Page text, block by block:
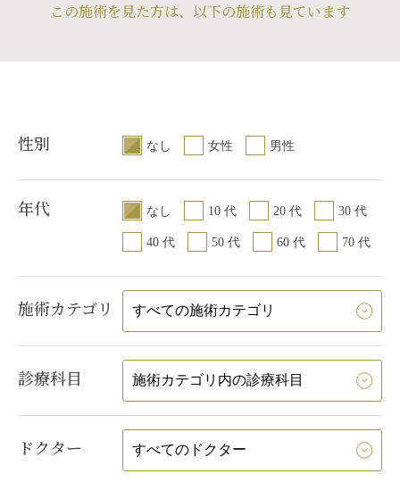
この施術を見た方は、以下の施術も見ています
性別 なし 女性 男性
年代 なし 10 代 20 代 30 代
40 代 50 代 60 代 70 代
施術カテゴリ
診療科目
ドクター